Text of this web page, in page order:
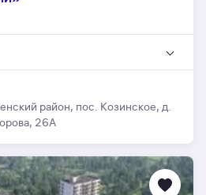
район, пос. Козинское, д.
26А